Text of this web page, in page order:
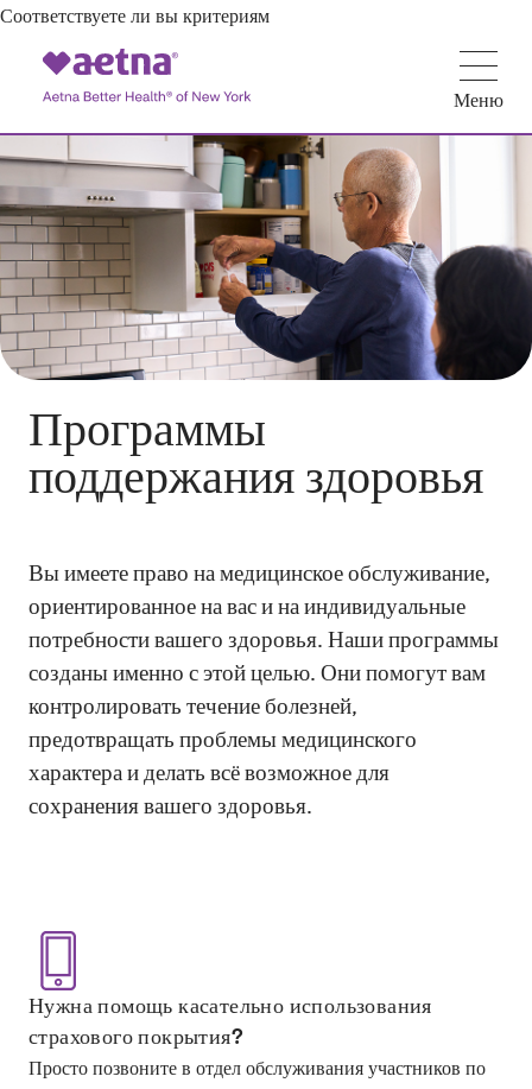
Соответствуете ли вы критериям
Меню
Программы
поддержания здоровья
Вы имеете право на медицинское обслуживание,
ориентированное на вас и на индивидуальные
потребности вашего здоровья. Наши программы
созданы именно с этой целью. Они помогут вам
контролировать течение болезней,
предотвращать проблемы медицинского
характера и делать всё возможное для
сохранения вашего здоровья.
Нужна помощь касательно использования
страхового покрытия?
Просто позвоните в отдел обслуживания участников по